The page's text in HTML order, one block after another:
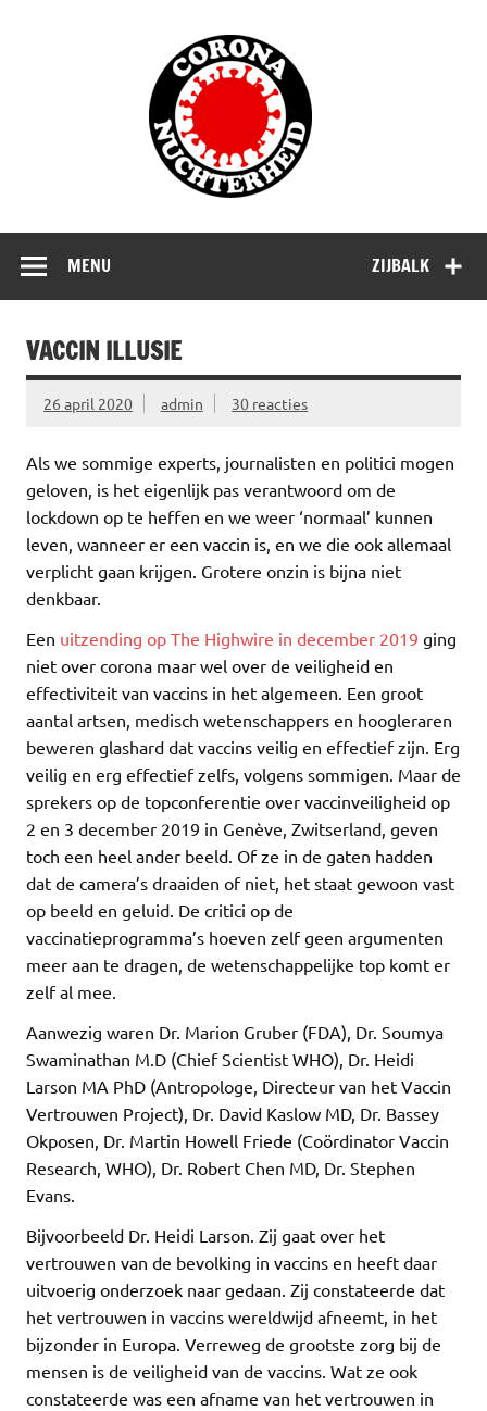
ZIJBALK
MENU
VACCIN ILLUSIE
26 april 2020 admin 30 reacties
Als we sommige experts, journalisten en politici mogen
geloven, is het eigenlijk pas verantwoord om de
lockdown op te heffen en we weer ‘normaal’ kunnen
leven, wanneer er een vaccin is, en we die ook allemaal
verplicht gaan krijgen. Grotere onzin is bijna niet
denkbaar.
Een uitzending op The Highwire in december 2019 ging
niet over corona maar wel over de veiligheid en
effectiviteit van vaccins in het algemeen. Een groot
aantal artsen, medisch wetenschappers en hoogleraren
beweren glashard dat vaccins veilig en effectief zijn. Erg
veilig en erg effectief zelfs, volgens sommigen. Maar de
sprekers op de topconferentie over vaccinveiligheid op
2 en 3 december 2019 in Genève, Zwitserland, geven
toch een heel ander beeld. Of ze in de gaten hadden
dat de camera’s draaiden of niet, het staat gewoon vast
op beeld en geluid. De critici op de
vaccinatieprogramma’s hoeven zelf geen argumenten
meer aan te dragen, de wetenschappelijke top komt er
zelf al mee.
Aanwezig waren Dr. Marion Gruber (FDA), Dr. Soumya
Swaminathan M.D (Chief Scientist WHO), Dr. Heidi
Larson MA PhD (Antropologe, Directeur van het Vaccin
Vertrouwen Project), Dr. David Kaslow MD, Dr. Bassey
Okposen, Dr. Martin Howell Friede (Coördinator Vaccin
Research, WHO), Dr. Robert Chen MD, Dr. Stephen
Evans.
Bijvoorbeeld Dr. Heidi Larson. Zij gaat over het
vertrouwen van de bevolking in vaccins en heeft daar
uitvoerig onderzoek naar gedaan. Zij constateerde dat
het vertrouwen in vaccins wereldwijd afneemt, in het
bijzonder in Europa. Verreweg de grootste zorg bij de
mensen is de veiligheid van de vaccins. Wat ze ook
constateerde was een afname van het vertrouwen in